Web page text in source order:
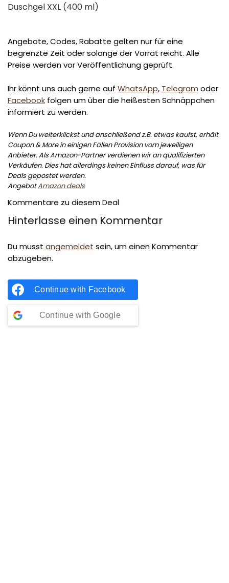
Duschgel XXL (400 ml)
Angebote, Codes, Rabatte gelten nur für eine
begrenzte Zeit oder solange der Vorrat reicht. Alle
Preise werden vor Veröffentlichung geprüft.
Ihr könnt uns auch gerne auf WhatsApp, Telegram oder
Facebook folgen um über die heißesten Schnäppchen
informiert zu werden.
Wenn Du weiterklickst und anschließend z.B. etwas kaufst, erhält
Coupon & More in einigen Fällen Provision vom jeweiligen
Anbieter. Als Amazon-Partner verdienen wir an qualifizierten
Verkäufen. Dies hat allerdings keinen Einfluss darauf, was für
Deals gepostet werden.
AngebotAmazon deals
Kommentare zu diesem Deal
Hinterlasse einen Kommentar
Du musst angemeldet sein, um einen Kommentar
abzugeben.
Continue with Facebook
Continue with Google